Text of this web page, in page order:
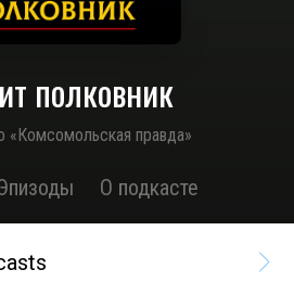
полковник
«Комсомольская правда»
О подкасте